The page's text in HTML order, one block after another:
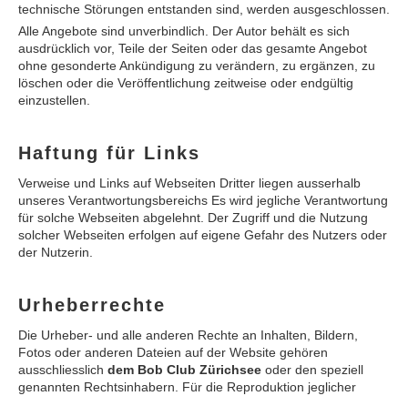
technische Störungen entstanden sind, werden ausgeschlossen.
Alle Angebote sind unverbindlich. Der Autor behält es sich
ausdrücklich vor, Teile der Seiten oder das gesamte Angebot
ohne gesonderte Ankündigung zu verändern, zu ergänzen, zu
löschen oder die Veröffentlichung zeitweise oder endgültig
einzustellen.
Haftung für Links
Verweise und Links auf Webseiten Dritter liegen ausserhalb
unseres Verantwortungsbereichs Es wird jegliche Verantwortung
für solche Webseiten abgelehnt. Der Zugriff und die Nutzung
solcher Webseiten erfolgen auf eigene Gefahr des Nutzers oder
der Nutzerin.
Urheberrechte
Die Urheber- und alle anderen Rechte an Inhalten, Bildern,
Fotos oder anderen Dateien auf der Website gehören
ausschliesslich dem Bob Club Zürichsee oder den speziell
genannten Rechtsinhabern. Für die Reproduktion jeglicher